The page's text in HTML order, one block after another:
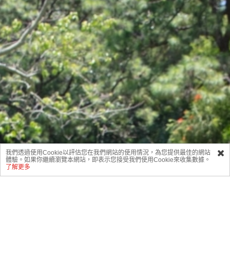
我們透過使用Cookie以評估您在我們網站的使用情況，為您提供最佳的網站
體驗。如果你繼續瀏覽本網站，即表示您接受我們使用Cookie來收集數據。
了解更多